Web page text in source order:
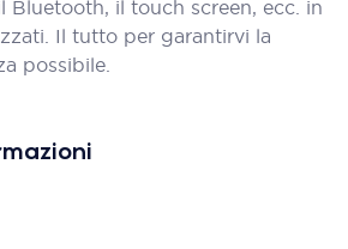
Bluetooth, il touch screen, ecc. in
Il tutto per garantirvi la
possibile.